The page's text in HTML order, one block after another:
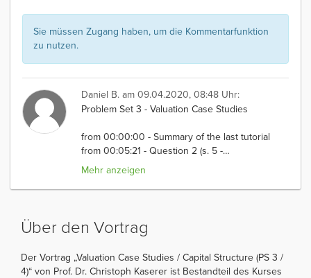
Sie müssen Zugang haben, um die Kommentarfunktion
zu nutzen.
Daniel B. am 09.04.2020, 08:48 Uhr:
Problem Set 3 - Valuation Case Studies
from 00:00:00 - Summary of the last tutorial
from 00:05:21 - Question 2 (s. 5 -…
Mehr anzeigen
Über den Vortrag
Der Vortrag „Valuation Case Studies / Capital Structure (PS 3 /
4)“ von Prof. Dr. Christoph Kaserer ist Bestandteil des Kurses